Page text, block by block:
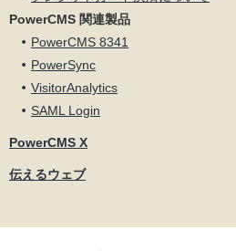
PowerCMS 関連製品
PowerCMS 8341
PowerSync
VisitorAnalytics
SAML Login
PowerCMS X
伝えるウェブ